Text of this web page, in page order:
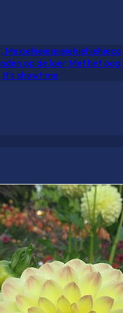
Mexiehieieieieiehiehiehieco
op de loer Met het oog
It's showtime